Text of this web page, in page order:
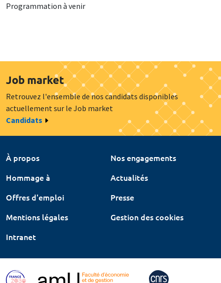
Programmation à venir
Job market
Retrouvez l'ensemble de nos candidats disponibles
actuellement sur le Job market
Candidats
À propos
Nos engagements
Hommage à
Actualités
Offres d'emploi
Presse
Mentions légales
Gestion des cookies
Intranet